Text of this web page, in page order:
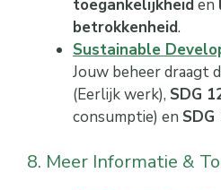
toegankelijkheiden
betrokkenheid.
Sustainable
Jouw beheer draagt
(Eerlijk werk), SDG
consumptie) en SDG
8. Meer Informatie &